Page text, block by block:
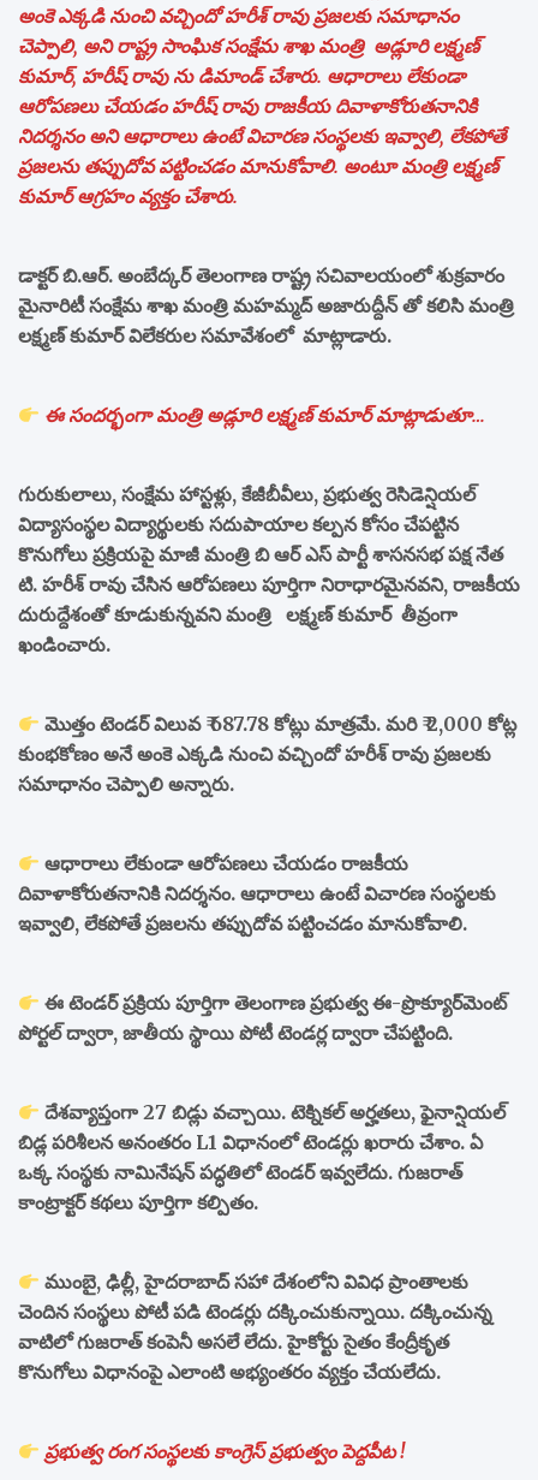
అంకె ఎక్కడి నుంచి వచ్చిందో హరీశ్ రావు ప్రజలకు సమాధానం
చెప్పాలి, అని రాష్ట్ర సాంఘిక సంక్షేమ శాఖ మంత్రి అడ్లూరి లక్ష్మణ్
కుమార్, హరీష్ రావు ను డిమాండ్ చేశారు. ఆధారాలు లేకుండా
ఆరోపణలు చేయడం హరీష్ రావు రాజకీయ దివాళాకోరుతనానికి
నిదర్శనం అని ఆధారాలు ఉంటే విచారణ సంస్థలకు ఇవ్వాలి, లేకపోతే
ప్రజలను తప్పుదోవ పట్టించడం మానుకోవాలి. అంటూ మంత్రి లక్ష్మణ్
కుమార్ ఆగ్రహం వ్యక్తం చేశారు.
డాక్టర్ బి.ఆర్. అంబేద్కర్ తెలంగాణ రాష్ట్ర సచివాలయంలో శుక్రవారం
మైనారిటీ సంక్షేమ శాఖ మంత్రి మహమ్మద్ అజారుద్దీన్‌ తో కలిసి మంత్రి
లక్ష్మణ్ కుమార్ విలేకరుల సమావేశంలో మాట్లాడారు.
ఈ సందర్భంగా మంత్రి అడ్లూరి లక్ష్మణ్ కుమార్ మాట్లాడుతూ…
గురుకులాలు, సంక్షేమ హాస్టళ్లు, కేజీబీవీలు, ప్రభుత్వ రెసిడెన్షియల్
విద్యాసంస్థల విద్యార్థులకు సదుపాయాల కల్పన కోసం చేపట్టిన
కొనుగోలు ప్రక్రియపై మాజీ మంత్రి బి ఆర్ ఎస్ పార్టీ శాసనసభ పక్ష నేత
టి. హరీశ్ రావు చేసిన ఆరోపణలు పూర్తిగా నిరాధారమైనవని, రాజకీయ
దురుద్దేశంతో కూడుకున్నవని మంత్రి లక్ష్మణ్ కుమార్ తీవ్రంగా
ఖండించారు.
మొత్తం టెండర్ విలువ ₹ 687.78 కోట్లు మాత్రమే. మరి ₹ 2,000 కోట్ల
కుంభకోణం అనే అంకె ఎక్కడి నుంచి వచ్చిందో హరీశ్ రావు ప్రజలకు
సమాధానం చెప్పాలి అన్నారు.
ఆధారాలు లేకుండా ఆరోపణలు చేయడం రాజకీయ
దివాళాకోరుతనానికి నిదర్శనం. ఆధారాలు ఉంటే విచారణ సంస్థలకు
ఇవ్వాలి, లేకపోతే ప్రజలను తప్పుదోవ పట్టించడం మానుకోవాలి.
ఈ టెండర్ ప్రక్రియ పూర్తిగా తెలంగాణ ప్రభుత్వ ఈ-ప్రొక్యూర్‌మెంట్
పోర్టల్ ద్వారా, జాతీయ స్థాయి పోటీ టెండర్ల ద్వారా చేపట్టింది.
దేశవ్యాప్తంగా 27 బిడ్లు వచ్చాయి. టెక్నికల్ అర్హతలు, ఫైనాన్షియల్
బిడ్ల పరిశీలన అనంతరం L1 విధానంలో టెండర్లు ఖరారు చేశాం. ఏ
ఒక్క సంస్థకు నామినేషన్ పద్ధతిలో టెండర్ ఇవ్వలేదు. గుజరాత్
కాంట్రాక్టర్ కథలు పూర్తిగా కల్పితం.
ముంబై, ఢిల్లీ, హైదరాబాద్ సహా దేశంలోని వివిధ ప్రాంతాలకు
చెందిన సంస్థలు పోటీ పడి టెండర్లు దక్కించుకున్నాయి. దక్కించున్న
వాటిలో గుజరాత్ కంపెనీ అసలే లేదు. హైకోర్టు సైతం కేంద్రీకృత
కొనుగోలు విధానంపై ఎలాంటి అభ్యంతరం వ్యక్తం చేయలేదు.
ప్రభుత్వ రంగ సంస్థలకు కాంగ్రెస్ ప్రభుత్వం పెద్దపీట !